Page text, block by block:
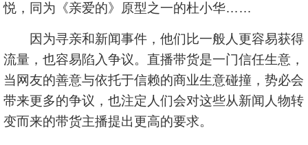
悦，同为《亲爱的》原型之一的杜小华……
因为寻亲和新闻事件，他们比一般人更容易获得
流量，也容易陷入争议。直播带货是一门信任生意，
当网友的善意与依托于信赖的商业生意碰撞，势必会
带来更多的争议，也注定人们会对这些从新闻人物转
变而来的带货主播提出更高的要求。